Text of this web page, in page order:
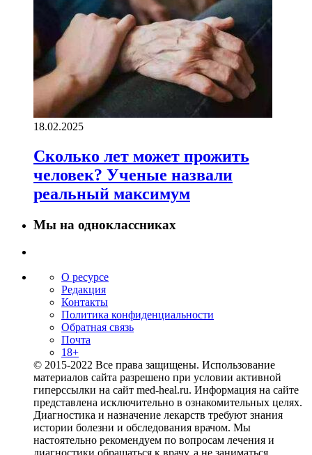
НАУКА
18.02.2025
человек? Ученые назвали
Мы на одноклассниках
О ресурсе
Редакция
Контакты
Политика конфиденциальности
Обратная связь
Почта
18+
© 2015-2022 Все права защищены. Использование
материалов сайта разрешено при условии активной
гиперссылки на сайт med-heal.ru. Информация на сайте